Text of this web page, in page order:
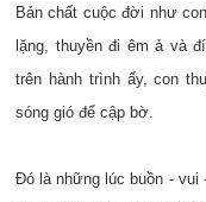
Bản chất cuộc đời như
lặng, thuyền đi êm ả và
trên hành trình ấy, con
sóng gió để cập bờ.
Đó là những lúc buồn -